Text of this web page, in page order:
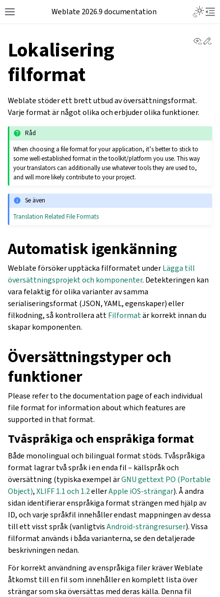
Weblate 2026.9 documentation
Lokalisering
filformat
Weblate stöder ett brett utbud av översättningsformat.
Varje format är något olika och erbjuder olika funktioner.
Råd
When choosing a file format for your application, it’s better to stick to
some well-established format in the toolkit/platform you use. This way
your translators can additionally use whatever tools they are used to,
and will more likely contribute to your project.
Se även
Translation Related File Formats
Automatisk igenkänning
Weblate försöker upptäcka filformatet underLägga till
översättningsprojekt och komponenter. Detekteringen kan
vara felaktig för olika varianter av samma
serialiseringsformat (JSON, YAML, egenskaper) eller
filkodning, så kontrollera attFilformatär korrekt innan du
skapar komponenten.
Översättningstyper och
funktioner
Please refer to the documentation page of each individual
file format for information about which features are
supported in that format.
Tvåspråkiga och enspråkiga format
Både monolingual och bilingual format stöds. Tvåspråkiga
format lagrar två språk i en enda fil – källspråk och
översättning (typiska exempel ärGNU gettext PO (Portable
Object),XLIFF 1.1 och 1.2ellerApple iOS-strängar). Å andra
sidan identifierar enspråkiga format strängen med hjälp av
ID, och varje språkfil innehåller endast mappningen av dessa
till ett visst språk (vanligtvisAndroid-strängresurser). Vissa
filformat används i båda varianterna, se den detaljerade
beskrivningen nedan.
För korrekt användning av enspråkiga filer kräver Weblate
åtkomst till en fil som innehåller en komplett lista över
strängar som ska översättas med deras källa. Denna fil